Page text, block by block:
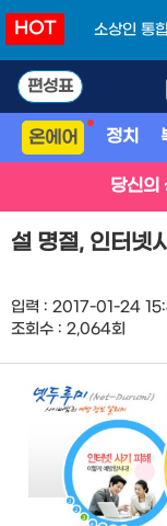
HOT
소상인 통
편성표
온에어 정치
당신의
설 명절, 인터넷
입력 : 2017-01-24
조회수 : 2,064회